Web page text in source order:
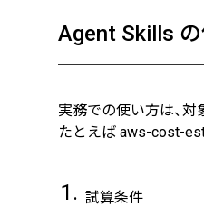
Agent Skills
実務での使い方は、
たとえば aws-cost-
試算条件